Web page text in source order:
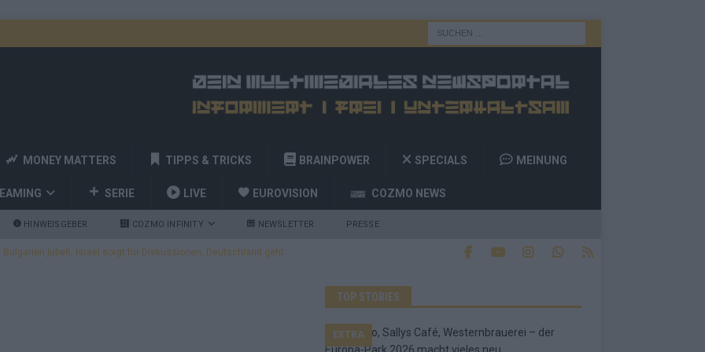
MONEY MATTERS TIPPS & TRICKS BRAINPOWER SPECIALS MEINUNG
SERIE LIVE EUROVISION COZMO NEWS
HINWEISGEBER COZMO INFINITY NEWSLETTER PRESSE
Bulgarien jubelt, Israel sorgt für Diskussionen, Deutschland geht
und Billy Joel – das ESC-Finale wird eine Party
TOP STORIES
EXTRA